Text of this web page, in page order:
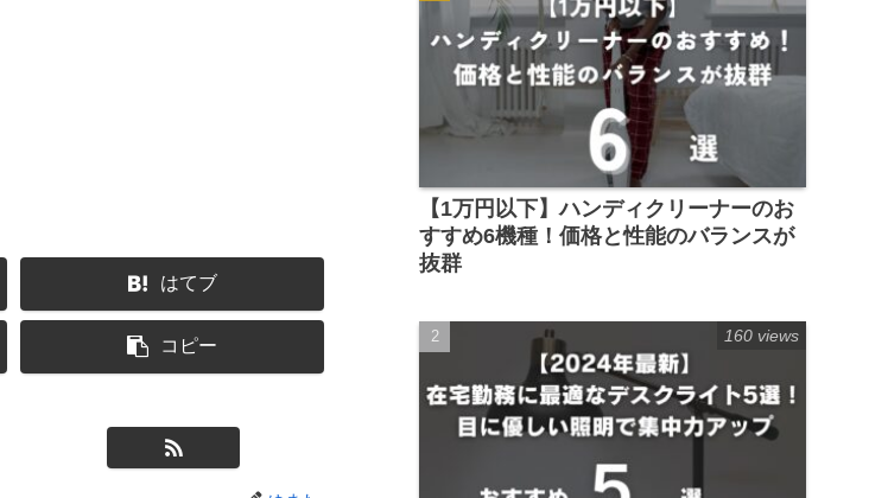
はてブ
コピー
【1万円以下】ハンディクリーナーのお
すすめ6機種！価格と性能のバランスが
抜群
160 views